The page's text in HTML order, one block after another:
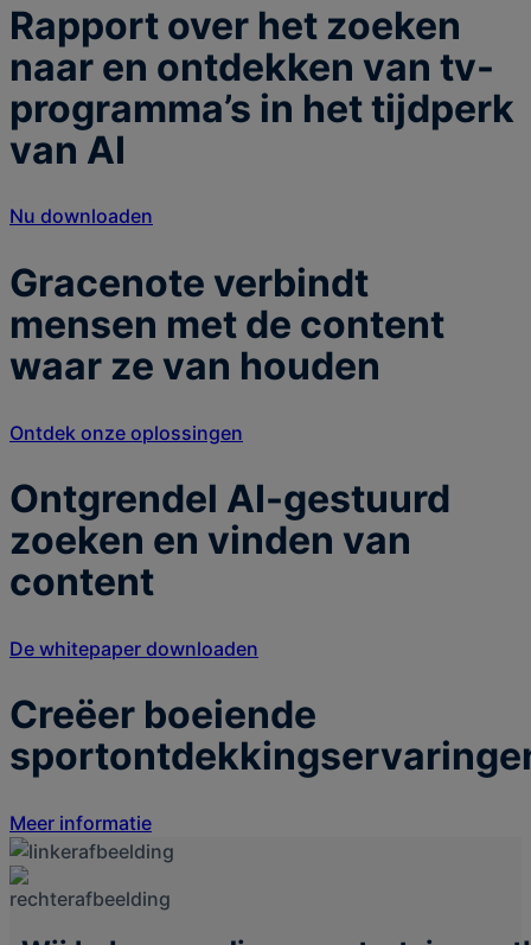
Rapport over het zoeken
naar en ontdekken van tv-
programma’s in het tijdperk
van AI
Nu downloaden
Gracenote verbindt
mensen met de content
waar ze van houden
Ontdek onze oplossingen
Ontgrendel AI-gestuurd
zoeken en vinden van
content
De whitepaper downloaden
Creëer boeiende
Meer informatie